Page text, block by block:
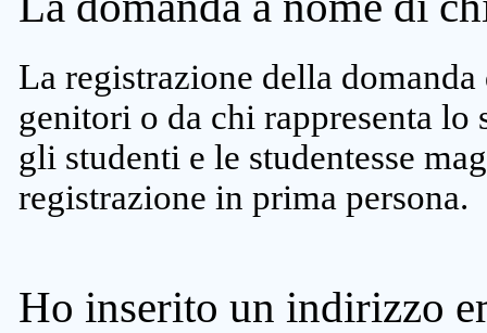
La registrazione della
genitori o da chi rappresenta lo
gli studenti e le studentesse
registrazione in prima persona.
Ho inserito un indirizzo